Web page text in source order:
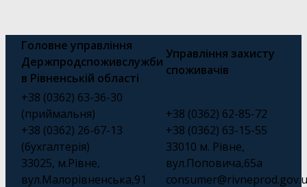
Головне управління
Держпродспоживслужби
в Рівненській області
Управління захисту
споживачів
+38 (0362) 63-36-30
(приймальня)
+38 (0362) 26-67-13
(бухгалтерія)
33025, м.Рівне,
вул.Малорівненська,91
+38 (0362) 62-85-72
+38 (0362) 63-15-55
33010 м. Рівне,
вул.Поповича,65а